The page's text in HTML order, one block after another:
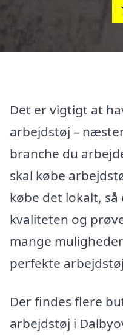
Det er vigtigt at
arbejdstøj –
branche du
skal købe
købe det lokalt,
kvaliteten og
mange
perfekte
Der findes flere
arbejdstøj i